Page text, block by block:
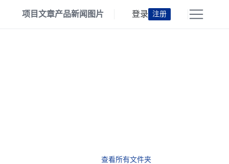
项目文章产品新闻 图片 登录 注册
查看所有文件夹